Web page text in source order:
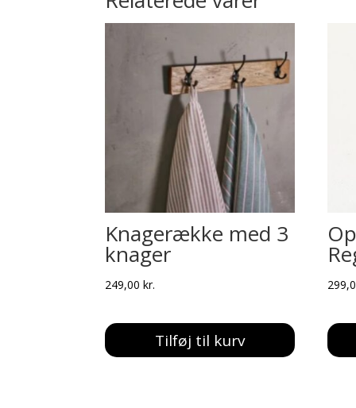
Knagerække med 3
knager
249,00 kr.
Tilføj til kurv